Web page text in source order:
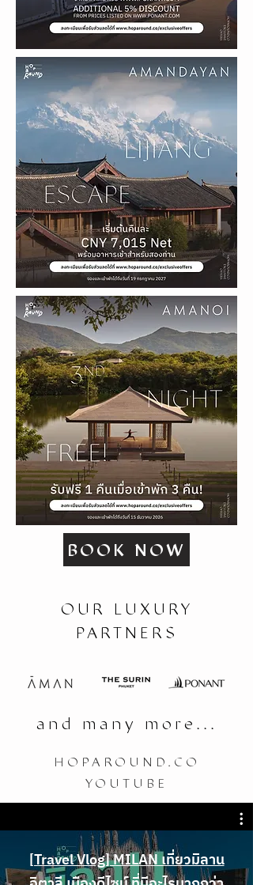
BOOK NOW
OUR LUXURY
PARTNERS
and many more...
HOPAROUND.CO
YOUTUBE
[Travel Vlog] MILAN เที่ยวมิลาน